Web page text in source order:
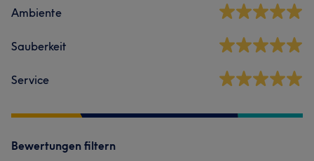
Ambiente
Sauberkeit
Service
Bewertungen filtern